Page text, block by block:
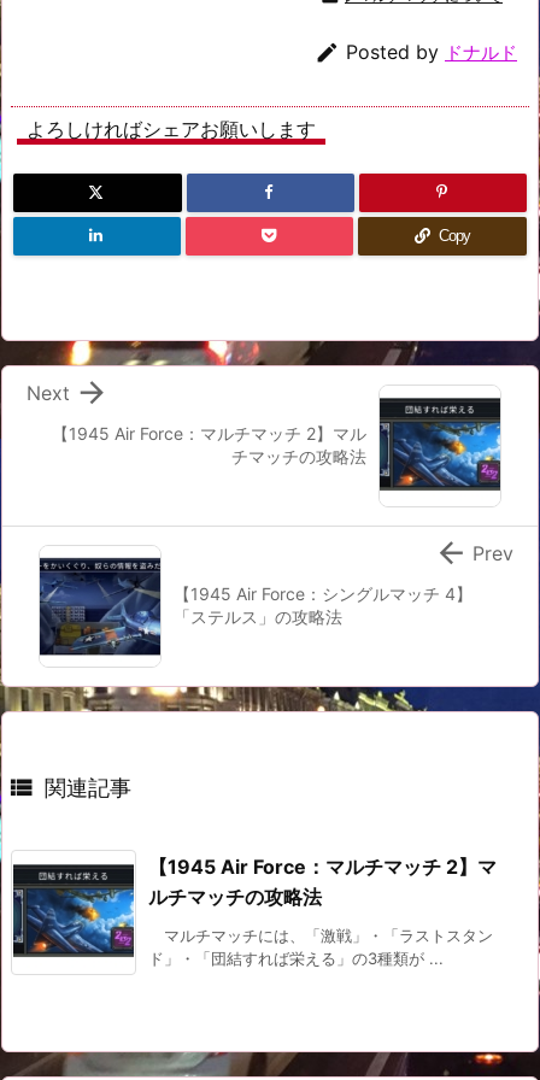
 Posted by ドナルド
よろしければシェアお願いします
Copy
【1945 Air Force：マルチマッチ 2】マル
チマッチの攻略法

Next
【1945 Air Force：シングルマッチ 4】
「ステルス」の攻略法
 Prev
 関連記事
【1945 Air Force：マルチマッチ 2】マ
ルチマッチの攻略法
マルチマッチには、「激戦」・「ラストスタン
ド」・「団結すれば栄える」の3種類が ...